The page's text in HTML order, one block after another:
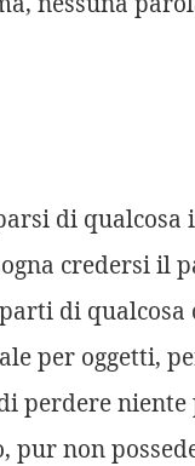
di qualcosa
credersi il
di
per oggetti,
perdere niente
pur non